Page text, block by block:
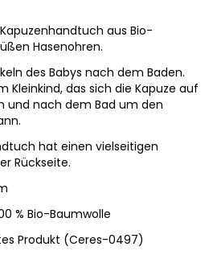
aus Bio-
Hasenohren.
des Babys nach dem Baden.
Kleinkind, das sich die Kapuze auf
und nach dem Bad um den
hat einen vielseitigen
Rückseite.
% Bio-Baumwolle
Produkt (Ceres-0497)